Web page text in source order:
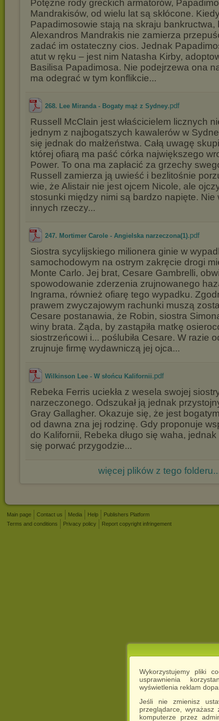
Wykorzystujemy pliki
usprawnienia
wyświetlenia reklam
Jeśli nie zmienisz
przeglądarce,
komputerze przez
Potężne rody greckich armatorów,
Mandrakisów, od wielu lat są skłócone.
Papadimosowie stają na skraju bankructwa,
Alexandros Mandrakis nie zamierza
zadać im ostateczny cios. Jednak
atut w ręku – jest nim Natasha Kirby,
Basilisa Papadimosa. Nie podejrzewa ona
ma odegrać w tym konflikcie...
268. Lee Miranda - Bogaty mąż z Sydney.pdf
Russell McClain jest właścicielem licznych
jednym z najbogatszych kawalerów w
się jednak do małżeństwa. Całą uwagę
której ofiarą ma paść córka największego
Power. To ona ma zapłacić za grzechy
Russell zamierza ją uwieść i bezlitośnie
wie, że Alistair nie jest ojcem Nicole, ale
stosunki między nimi są bardzo napięte. Nie
innych rzeczy...
247. Mortimer Carole - Angielska narzeczona(1).pdf
Siostra sycylijskiego milionera ginie w
samochodowym na ostrym zakręcie drogi
Monte Carlo. Jej brat, Cesare Gambrelli,
spowodowanie zderzenia zrujnowanego
Ingrama, również ofiarę tego wypadku.
prawem zwyczajowym rachunki muszą
Cesare postanawia, że Robin, siostra
winy brata. Żąda, by zastąpiła matkę
siostrzeńcowi i... poślubiła Cesare. W razie
zrujnuje firmę wydawniczą jej ojca...
Wilkinson Lee - W słońcu Kalifornii.pdf
Rebeka Ferris uciekła z wesela swojej
narzeczonego. Odszukał ją jednak
Gray Gallagher. Okazuje się, że jest
od dawna zna jej rodzinę. Gdy proponuje
do Kalifornii, Rebeka długo się waha,
się porwać przygodzie...
więcej plików z tego
Main page Contact us Media Help
Publishers Platform
Terms and conditions
Privacy policy Report copyright infringement